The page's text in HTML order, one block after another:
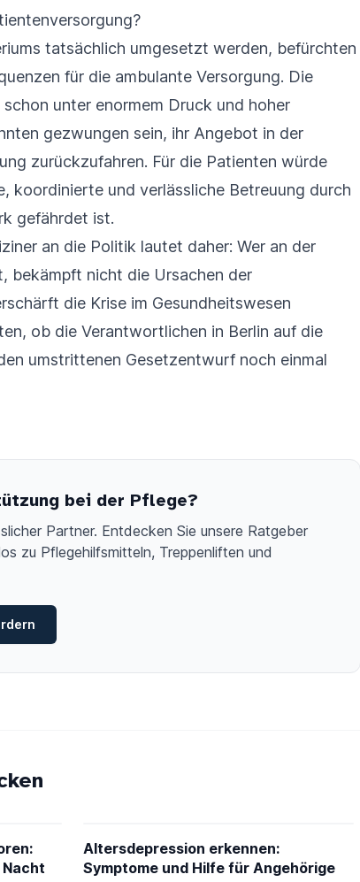
tatsächlich umgesetzt werden, befürchten
für die ambulante Versorgung. Die
unter enormem Druck und hoher
gezwungen sein, ihr Angebot in der
zurückzufahren. Für die Patienten würde
koordinierte und verlässliche Betreuung durch
gefährdet ist.
an die Politik lautet daher: Wer an der
bekämpft nicht die Ursachen der
die Krise im Gesundheitswesen
ob die Verantwortlichen in Berlin auf die
umstrittenen Gesetzentwurf noch einmal
bei der Pflege?
Partner. Entdecken Sie unsere Ratgeber
zu Pflegehilfsmitteln, Treppenliften und
Altersdepression erkennen:
Symptome und Hilfe für Angehörige